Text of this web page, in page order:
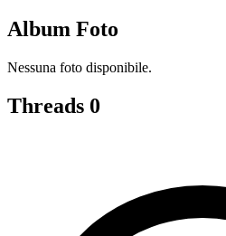
Album Foto
Nessuna foto disponibile.
Threads 0